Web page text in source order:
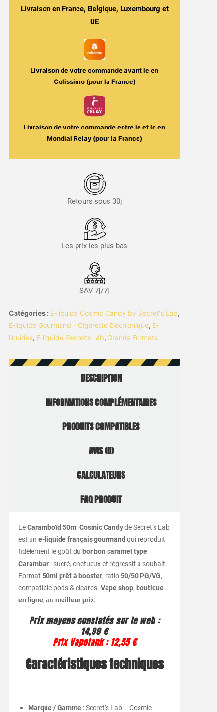
Caramboïd
Livraison en France, Belgique, Luxembourg et
UE
Livraison de votre commande avant leen
Colissimo (pour la France)
Livraison de votre commande entre leet leen
Mondial Relay (pour la France)
Retours sous 30j
Les prix les plus bas
SAV 7j/7j
Catégories : E-liquide Cosmic Candy by Secret's Lab,
E-liquide Gourmand - Cigarette Electronique, E-
liquides, E‑liquide Secret’s Lab, Grands Formats
DESCRIPTION
INFORMATIONS COMPLÉMENTAIRES
PRODUITS COMPATIBLES
AVIS (0)
CALCULATEURS
FAQ PRODUIT
LeCaramboïd 50ml Cosmic Candyde Secret’s Lab
est un e-liquide français gourmand qui reproduit
fidèlement le goût du bonbon caramel type
Carambar: sucré, onctueux et régressif à souhait.
Format 50ml prêt à booster, ratio50/50 PG/VG,
compatible pods & clearos. Vape shop, boutique
en ligne, au meilleur prix.
Prix moyens constatés sur le web :
14,99 €
Prix Vapotank : 12,55 €
Caractéristiques techniques
Marque / Gamme: Secret’s Lab – Cosmic